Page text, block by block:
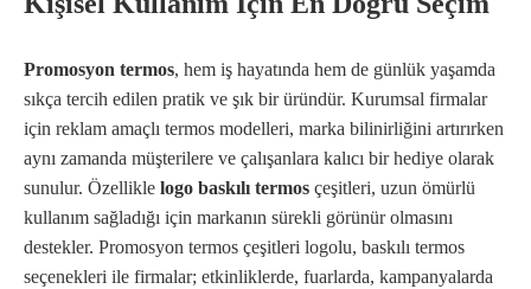
Promosyon termos, hem iş hayatında hem de günlük yaşamda
sıkça tercih edilen pratik ve şık bir üründür. Kurumsal firmalar
için reklam amaçlı termos modelleri, marka bilinirliğini artırırken
aynı zamanda müşterilere ve çalışanlara kalıcı bir hediye olarak
sunulur. Özellikle logo baskılı termos çeşitleri, uzun ömürlü
kullanım sağladığı için markanın sürekli görünür olmasını
destekler. Promosyon termos çeşitleri logolu, baskılı termos
seçenekleri ile firmalar; etkinliklerde, fuarlarda, kampanyalarda